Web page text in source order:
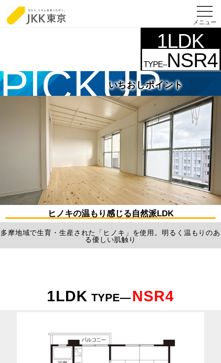
メニュー
1LDK
TYPE–NSR4
いちおしポイント
ヒノキの温もり感じる自然派LDK
多摩地域で生育・生産された「ヒノキ」を使用。 明るく温もりのあ
る優しい肌触り
1LDK TYPE— NSR4